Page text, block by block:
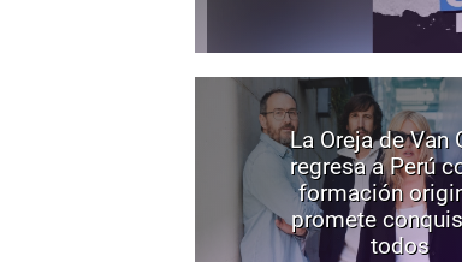
La Oreja de Van
regresa a Perú
formación
promete
todos